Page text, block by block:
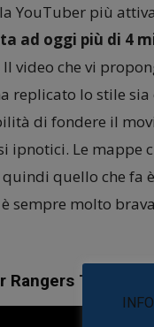
YouTuber più
ad oggi più di 4
Il video che vi
replicato lo stile
di fondere il
ipnotici. Le mappe
quello che fa
sempre molto
Theme”